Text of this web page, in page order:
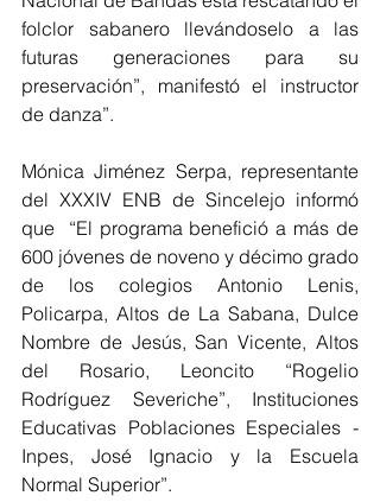
folclor sabanero llevándoselo a las
futuras generaciones para su
preservación”, manifestó el instructor
de danza”.
Mónica Jiménez Serpa, representante
del XXXIV ENB de Sincelejo informó
que  “El programa benefició a más de
600 jóvenes de noveno y décimo grado
de los colegios Antonio Lenis,
Policarpa, Altos de La Sabana, Dulce
Nombre de Jesús, San Vicente, Altos
del Rosario, Leoncito “Rogelio
Rodríguez Severiche”, Instituciones
Educativas Poblaciones Especiales -
Inpes, José Ignacio y la Escuela
Normal Superior”.